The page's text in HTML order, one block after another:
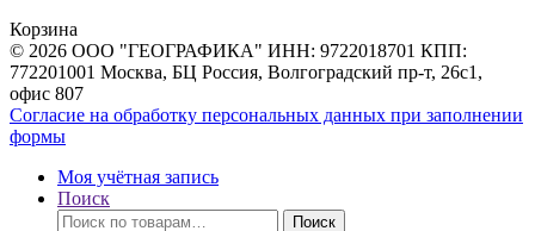
Корзина
© 2026 ООО "ГЕОГРАФИКА" ИНН: 9722018701 КПП:
772201001 Москва, БЦ Россия, Волгоградский пр-т, 26с1,
офис 807
Согласие на обработку персональных данных при заполнении
формы
Моя учётная запись
Поиск
Искать:
Поиск